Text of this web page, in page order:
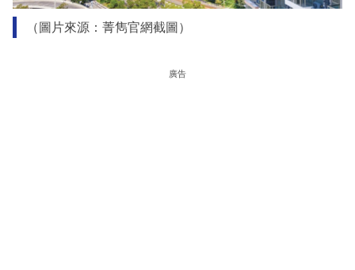
（圖片來源：菁雋官網截圖）
廣告